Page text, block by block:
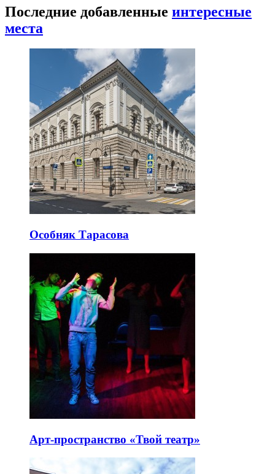
Последние добавленные интересные
места
Особняк Тарасова
Арт-пространство «Твой театр»